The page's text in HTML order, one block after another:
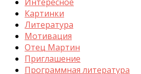
Картинки
Литература
Мотивация
Отец Мартин
Приглашение
Программная литература